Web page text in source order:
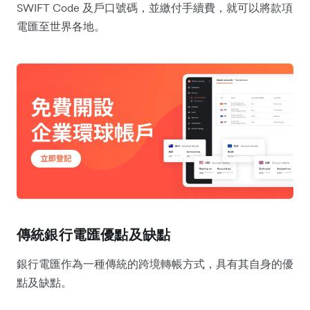
SWIFT Code 及戶口號碼，並繳付手續費，就可以將款項
電匯至世界各地。
傳統銀行電匯優點及缺點
銀行電匯作為一種傳統的跨境轉帳方式，具有其自身的優
點及缺點。